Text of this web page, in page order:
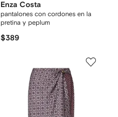
Enza Costa
pantalones con cordones en la
pretina y peplum
$389